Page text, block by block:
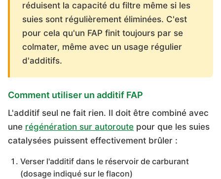
réduisent la capacité du filtre même si les
suies sont régulièrement éliminées. C'est
pour cela qu'un FAP finit toujours par se
colmater, même avec un usage régulier
d'additifs.
Comment utiliser un additif FAP
L'additif seul ne fait rien. Il doit être combiné avec
une régénération sur autoroute pour que les suies
catalysées puissent effectivement brûler :
Verser l'additif dans le réservoir de carburant
(dosage indiqué sur le flacon)